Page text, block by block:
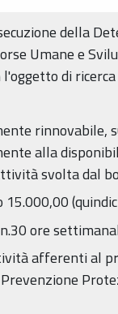
della
Umane e
l'oggetto di
rinnovabile,
alla
svolta dal
15.000,00
ore
afferenti al